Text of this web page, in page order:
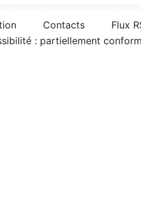
Contacts
Flux
: partiellement